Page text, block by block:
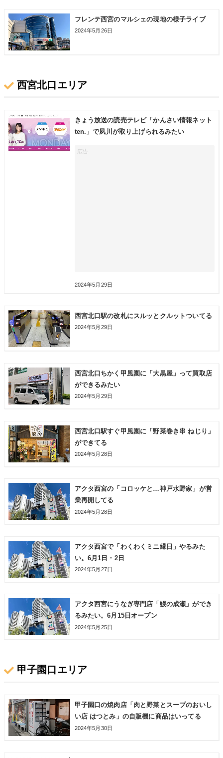
フレンテ西宮のマルシェの現地の様子ライブ
2024年5月26日
西宮北口エリア
きょう放送の読売テレビ「かんさい情報ネット
ten.」で夙川が取り上げられるみたい
2024年5月29日
西宮北口駅の改札にスルッとクルットついてる
2024年5月29日
西宮北口ちかく甲風園に「大黒屋」って買取店
ができるみたい
2024年5月29日
西宮北口駅すぐ甲風園に「野菜巻き串 ねじり」
ができてる
2024年5月28日
アクタ西宮の「コロッケと…神戸水野家」が営
業再開してる
2024年5月28日
アクタ西宮で「わくわくミニ縁日」やるみた
い。6月1日・2日
2024年5月27日
アクタ西宮にうなぎ専門店「鰻の成瀬」ができ
るみたい。6月15日オープン
2024年5月25日
甲子園口エリア
甲子園口の焼肉店「肉と野菜とスープのおいし
い店 はつとみ」の自販機に商品はいってる
2024年5月30日